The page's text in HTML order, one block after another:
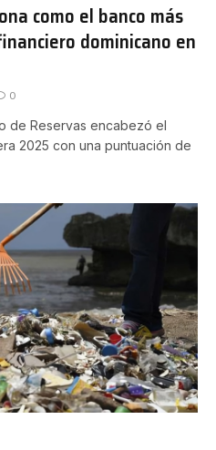
como el banco más
dominicano en
0
de Reservas encabezó el
2025 con una puntuación de